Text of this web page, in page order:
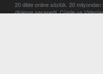
20 dilde online sözlük. 20
dinleme seçeneği. Cümle ve